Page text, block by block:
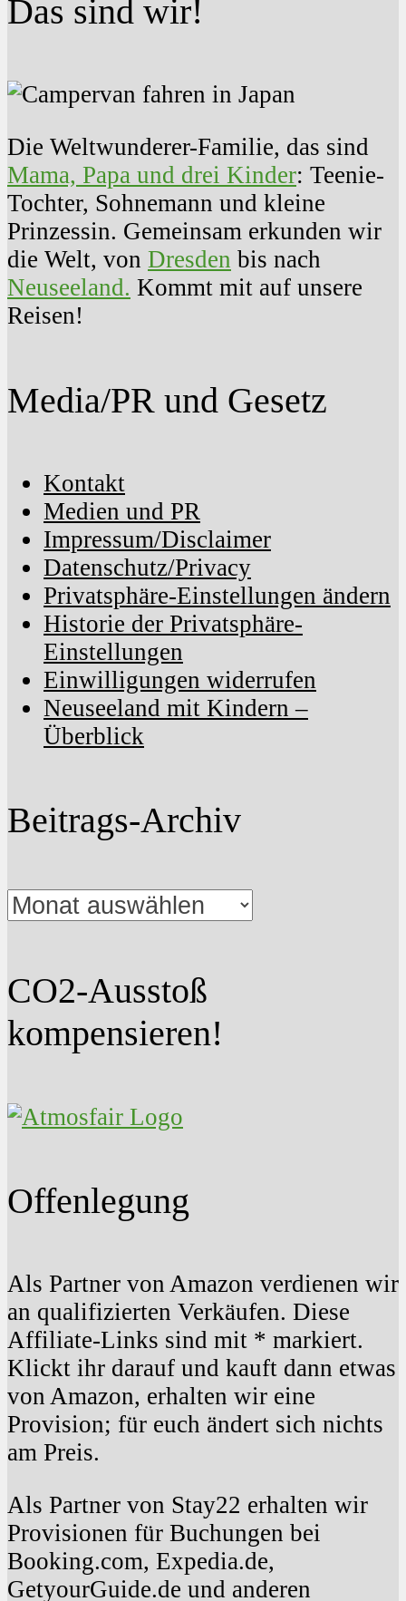
Das sind wir!
Die Weltwunderer-Familie, das sind
Mama, Papa und drei Kinder: Teenie-
Tochter, Sohnemann und kleine
Prinzessin. Gemeinsam erkunden wir
die Welt, von Dresden bis nach
Neuseeland. Kommt mit auf unsere
Reisen!
Media/PR und Gesetz
Kontakt
Medien und PR
Impressum/Disclaimer
Datenschutz/Privacy
Privatsphäre-Einstellungen ändern
Historie der Privatsphäre-
Einstellungen
Einwilligungen widerrufen
Neuseeland mit Kindern –
Überblick
Beitrags-Archiv
Beitrags-
Archiv
CO2-Ausstoß
kompensieren!
Offenlegung
Als Partner von Amazon verdienen wir
an qualifizierten Verkäufen. Diese
Affiliate-Links sind mit * markiert.
Klickt ihr darauf und kauft dann etwas
von Amazon, erhalten wir eine
Provision; für euch ändert sich nichts
am Preis.
Als Partner von Stay22 erhalten wir
Provisionen für Buchungen bei
Booking.com, Expedia.de,
GetyourGuide.de und anderen